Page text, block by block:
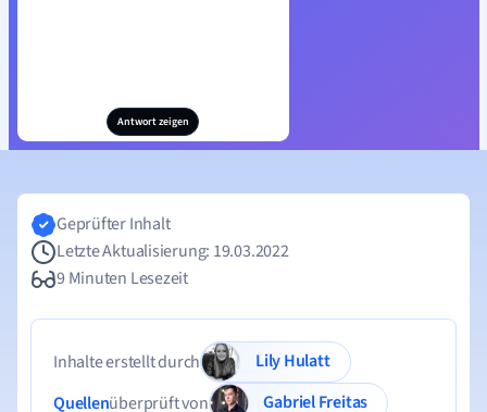
Antwort zeigen
Geprüfter Inhalt
Letzte Aktualisierung: 19.03.2022
9 Minuten Lesezeit
Inhalte erstellt durch
Lily Hulatt
Quellenüberprüft von
Gabriel Freitas